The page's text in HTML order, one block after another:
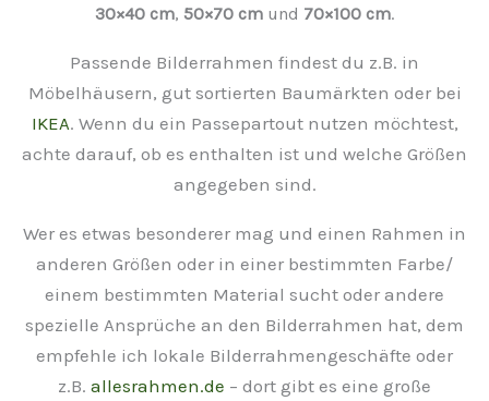
30×40 cm, 50×70 cm und 70×100 cm.
Passende Bilderrahmen findest du z.B. in
Möbelhäusern, gut sortierten Baumärkten oder bei
IKEA. Wenn du ein Passepartout nutzen möchtest,
achte darauf, ob es enthalten ist und welche Größen
angegeben sind.
Wer es etwas besonderer mag und einen Rahmen in
anderen Größen oder in einer bestimmten Farbe/
einem bestimmten Material sucht oder andere
spezielle Ansprüche an den Bilderrahmen hat, dem
empfehle ich lokale Bilderrahmengeschäfte oder
z.B. allesrahmen.de – dort gibt es eine große